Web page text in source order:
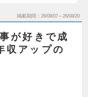
掲載期間 26/08/07～26/08/20
が好きで成
収アップの